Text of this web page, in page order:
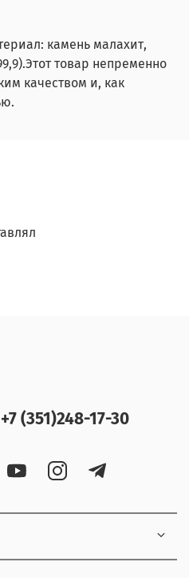
камень малахит,
товар непременно
качеством и, как
+7 (351)248-17-30